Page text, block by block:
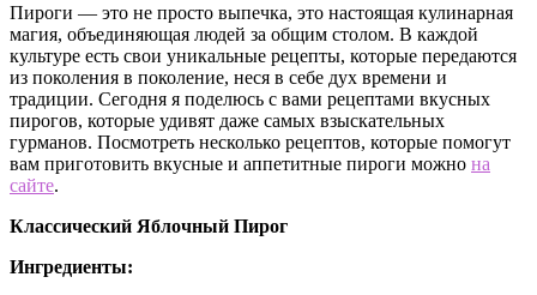
Пироги — это не просто выпечка, это настоящая кулинарная
магия, объединяющая людей за общим столом. В каждой
культуре есть свои уникальные рецепты, которые передаются
из поколения в поколение, неся в себе дух времени и
традиции. Сегодня я поделюсь с вами рецептами вкусных
пирогов, которые удивят даже самых взыскательных
гурманов. Посмотреть несколько рецептов, которые помогут
вам приготовить вкусные и аппетитные пироги можно на
сайте.
Классический Яблочный Пирог
Ингредиенты: